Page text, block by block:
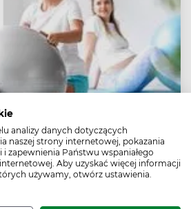
analizy danych dotyczących
naszej strony internetowej, pokazania
zapewnienia Państwu wspaniałego
Aby uzyskać więcej informacji
używamy, otwórz ustawienia.
do porodu pozostaje siedem
będzie uznawana za donoszoną.
się do porodu i tyje 150–200